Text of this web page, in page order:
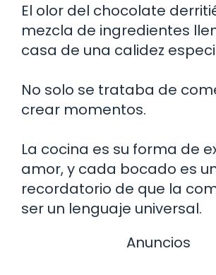
El olor del chocolate
mezcla de ingredientes
casa de una calidez
No solo se trataba de
crear momentos.
La cocina es su forma de
amor, y cada bocado es
recordatorio de que la
ser un lenguaje universal.
Anuncios